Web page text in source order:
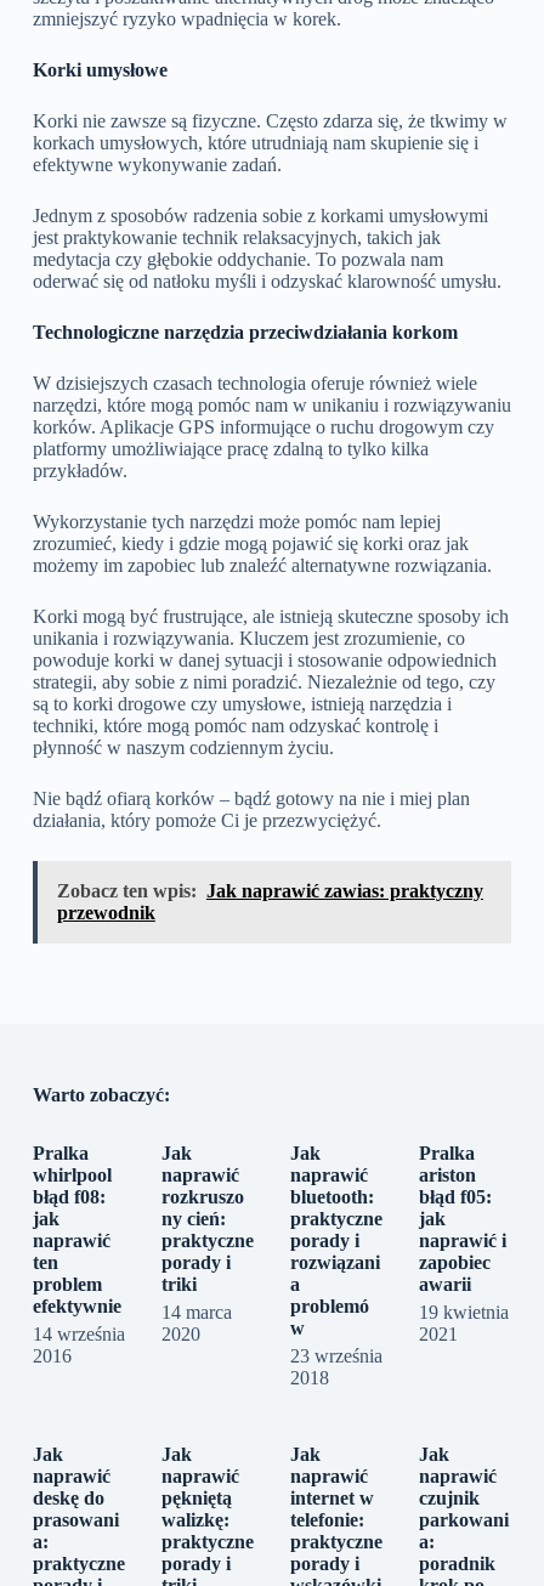
zmniejszyć ryzyko wpadnięcia w korek.
Korki umysłowe
Korki nie zawsze są fizyczne. Często zdarza się, że tkwimy w
korkach umysłowych, które utrudniają nam skupienie się i
efektywne wykonywanie zadań.
Jednym z sposobów radzenia sobie z korkami umysłowymi
jest praktykowanie technik relaksacyjnych, takich jak
medytacja czy głębokie oddychanie. To pozwala nam
oderwać się od natłoku myśli i odzyskać klarowność umysłu.
Technologiczne narzędzia przeciwdziałania korkom
W dzisiejszych czasach technologia oferuje również wiele
narzędzi, które mogą pomóc nam w unikaniu i rozwiązywaniu
korków. Aplikacje GPS informujące o ruchu drogowym czy
platformy umożliwiające pracę zdalną to tylko kilka
przykładów.
Wykorzystanie tych narzędzi może pomóc nam lepiej
zrozumieć, kiedy i gdzie mogą pojawić się korki oraz jak
możemy im zapobiec lub znaleźć alternatywne rozwiązania.
Korki mogą być frustrujące, ale istnieją skuteczne sposoby ich
unikania i rozwiązywania. Kluczem jest zrozumienie, co
powoduje korki w danej sytuacji i stosowanie odpowiednich
strategii, aby sobie z nimi poradzić. Niezależnie od tego, czy
są to korki drogowe czy umysłowe, istnieją narzędzia i
techniki, które mogą pomóc nam odzyskać kontrolę i
płynność w naszym codziennym życiu.
Nie bądź ofiarą korków – bądź gotowy na nie i miej plan
działania, który pomoże Ci je przezwyciężyć.
Zobacz ten wpis: Jak naprawić zawias: praktyczny
przewodnik
Warto zobaczyć:
Pralka
whirlpool
błąd f08:
jak
naprawić
ten
problem
efektywnie
14 września
2016
Jak
naprawić
rozkruszo
ny cień:
praktyczne
porady i
triki
14 marca
2020
Jak
naprawić
bluetooth:
praktyczne
porady i
rozwiązani
a
problemó
w
23 września
2018
Pralka
ariston
błąd f05:
jak
naprawić i
zapobiec
awarii
19 kwietnia
2021
Jak
naprawić
deskę do
prasowani
a:
praktyczne
Jak
naprawić
pękniętą
walizkę:
praktyczne
porady i
Jak
naprawić
internet w
telefonie:
praktyczne
porady i
Jak
naprawić
czujnik
parkowani
a:
poradnik